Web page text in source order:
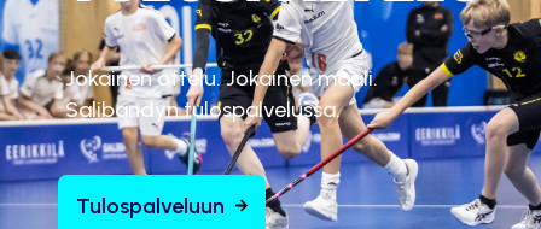
Jokainen ottelu. Jokainen maali.
Salibandyn tulospalvelussa.
Tulospalveluun